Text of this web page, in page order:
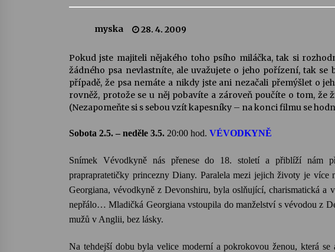
Pozvánka na integrační festival
Quijotova šedesátka: 28. 7.–1. 8.
28. 7. 2026
Letní koncerty ve Stromovce: Rufus
22. 7. 2026
Za kulturou kousek za Humpolec. V
13. 7. 2026
myska 28. 4. 2009
Pokud jste majiteli nějakého toho psího miláčka, tak si
žádného psa nevlastníte, ale uvažujete o jeho pořízení, tak se
případě, že psa nemáte a nikdy jste ani nezačali přemýšlet o
rovněž, protože se u něj pobavíte a zároveň poučíte o tom, že
(Nezapomeňte si s sebou vzít kapesníky – na konci filmu se
Sobota 2.5. – neděle 3.5. 20:00 hod. VÉVODKYNĚ
Snímek Vévodkyně nás přenese do 18. století a přiblíží nám
praprapratetičky princezny Diany. Paralela mezi jejich životy je více
Georgiana, vévodkyně zDevonshiru, byla oslňující, charismatická a
nepřálo… Mladičká Georgiana vstoupila do manželství s vévodou z
mužů v Anglii, bez lásky.
Na tehdejší dobu byla velice moderní a pokrokovou ženou, která